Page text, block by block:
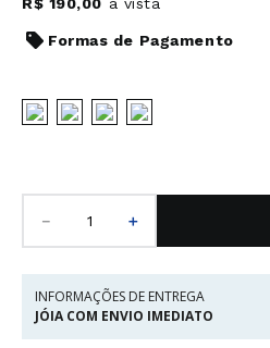
Formas de Pagamento
＋
－
INFORMAÇÕES DE ENTREGA
JÓIA COM ENVIO IMEDIATO